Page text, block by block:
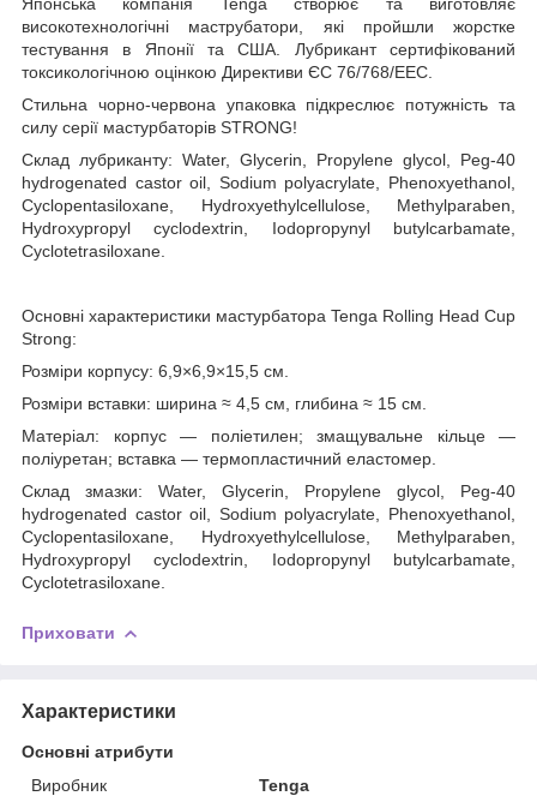
високотехнологічні маструбатори, які пройшли жорстке
тестування в Японії та США. Лубрикант сертифікований
токсикологічною оцінкою Директиви ЄС 76/768/EEC.
Стильна чорно-червона упаковка підкреслює потужність та
силу серії мастурбаторів STRONG!
Склад лубриканту: Water, Glycerin, Propylene glycol, Peg-40
hydrogenated castor oil, Sodium polyacrylate, Phenoxyethanol,
Cyclopentasiloxane, Hydroxyethylcellulose, Methylparaben,
Hydroxypropyl cyclodextrin, Iodopropynyl butylcarbamate,
Cyclotetrasiloxane.
Основні характеристики мастурбатора Tenga Rolling Head Cup
Strong:
Розміри корпусу: 6,9×6,9×15,5 см.
Розміри вставки: ширина ≈ 4,5 см, глибина ≈ 15 см.
Матеріал: корпус — поліетилен; змащувальне кільце —
поліуретан; вставка — термопластичний еластомер.
Склад змазки: Water, Glycerin, Propylene glycol, Peg-40
hydrogenated castor oil, Sodium polyacrylate, Phenoxyethanol,
Cyclopentasiloxane, Hydroxyethylcellulose, Methylparaben,
Hydroxypropyl cyclodextrin, Iodopropynyl butylcarbamate,
Cyclotetrasiloxane.
Приховати
Характеристики
Основні атрибути
Виробник
Tenga